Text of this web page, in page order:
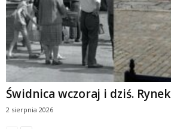
Świdnica wczoraj i dziś. Rynek
2 sierpnia 2026